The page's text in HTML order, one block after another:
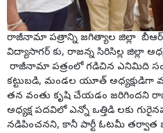
రాజీనామా పత్రాన్ని జగిత్యాల జిల్లా బీఆర్
విద్యాసాగర్ కు, రాజన్న సిరిసిల్ల జిల్లా
రాజీనామా పత్రంలో గడిచిన ఎనిమిది
కట్టుబడి, మండల యూత్ అధ్యక్షుడిగా
తన వంతు కృషి చేయడం జరిగిందని
అధ్యక్ష పదవిలో ఎన్నో ఒత్తిడి లకు
నడిపించనని, కానీ పార్టీ ఓటమీ తర్వాత